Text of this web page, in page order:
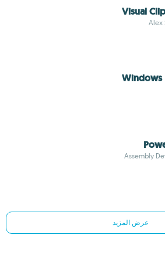
Visual
Alex
Windows
Assembly
عرض المزيد